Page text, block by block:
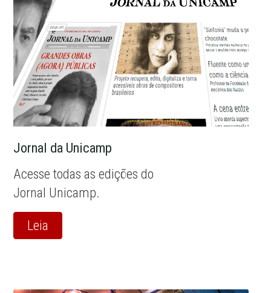
Jornal da Unicamp
Acesse todas as edições do
Jornal Unicamp.
Leia